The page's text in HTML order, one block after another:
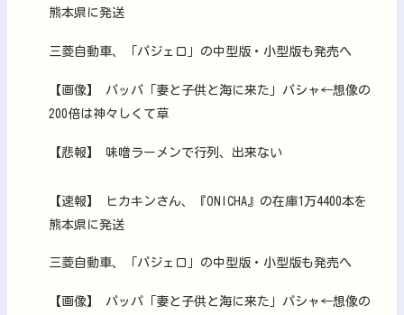
熊本県に発送
三菱自動車、「パジェロ」の中型版・小型版も発売へ
【画像】 パッパ「妻と子供と海に来た」パシャ←想像の
200倍は神々しくて草
【悲報】 味噌ラーメンで行列、出来ない
【速報】 ヒカキンさん、『ONICHA』の在庫1万4400本を
熊本県に発送
三菱自動車、「パジェロ」の中型版・小型版も発売へ
【画像】 パッパ「妻と子供と海に来た」パシャ←想像の